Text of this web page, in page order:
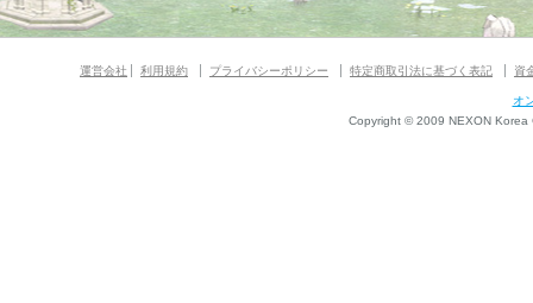
運営会社 利用規約 プライバシーポリシー 特定商取引法に基づく表記 資
オ
Copyright © 2009 NEXON Korea